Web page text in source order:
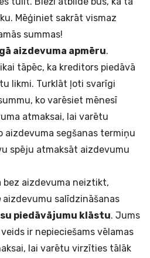
Mēģiniet sakrāt vismaz
summas!
aizdevuma apmēru.
tāpēc, ka kreditors piedāvā
likmi. Turklāt ļoti svarīgi
ko varēsiet mēnesī
atmaksai, lai varētu
aizdevuma segšanas termiņu
spēju atmaksāt aizdevumu
bez aizdevuma neiztikt,
aizdevumu salīdzināšanas
piedāvājumu klāstu. Jums
ir nepieciešams vēlamas
lai varētu virzīties tālāk